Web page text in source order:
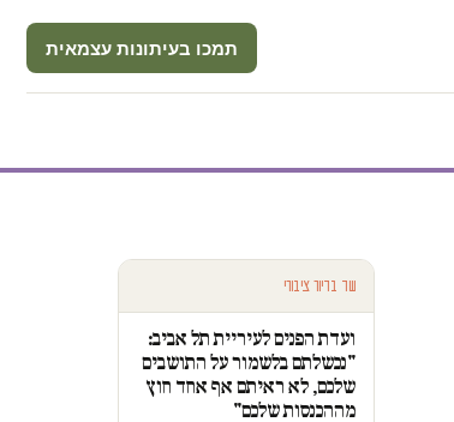
תמכו בעיתונות עצמאית
עוד בדיור ציבורי
ועדת הפנים לעיריית תל אביב:
"נכשלתם בלשמור על התושבים
שלכם, לא ראיתם אף אחד חוץ
מההכנסות שלכם"